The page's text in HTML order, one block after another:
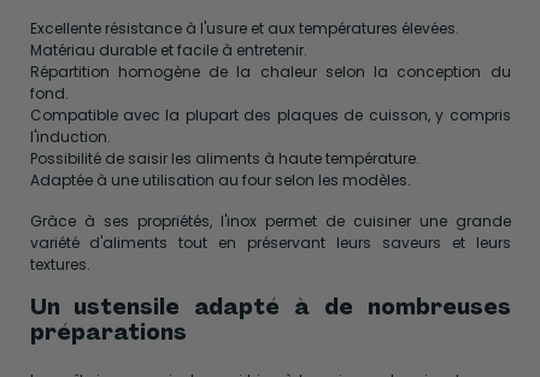
Excellente résistance à l'usure et aux températures élevées.
Matériau durable et facile à entretenir.
Répartition homogène de la chaleur selon la conception du
fond.
Compatible avec la plupart des plaques de cuisson, y compris
l'induction.
Possibilité de saisir les aliments à haute température.
Adaptée à une utilisation au four selon les modèles.
Grâce à ses propriétés, l'inox permet de cuisiner une grande
variété d'aliments tout en préservant leurs saveurs et leurs
textures.
Un ustensile adapté à de nombreuses
préparations